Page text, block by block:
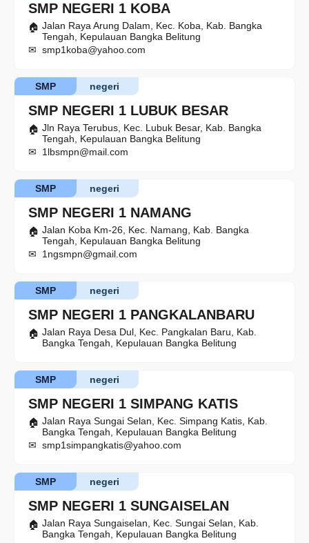
SMP NEGERI 1 KOBA
Jalan Raya Arung Dalam, Kec. Koba, Kab. Bangka
Tengah, Kepulauan Bangka Belitung
smp1koba@yahoo.com
SMP NEGERI 1 LUBUK BESAR
negeri
SMP
Jln Raya Terubus, Kec. Lubuk Besar, Kab. Bangka
Tengah, Kepulauan Bangka Belitung
1lbsmpn@mail.com
SMP NEGERI 1 NAMANG
negeri
SMP
Jalan Koba Km-26, Kec. Namang, Kab. Bangka
Tengah, Kepulauan Bangka Belitung
1ngsmpn@gmail.com
SMP NEGERI 1 PANGKALANBARU
negeri
SMP
Jalan Raya Desa Dul, Kec. Pangkalan Baru, Kab.
Bangka Tengah, Kepulauan Bangka Belitung
SMP NEGERI 1 SIMPANG KATIS
negeri
SMP
Jalan Raya Sungai Selan, Kec. Simpang Katis, Kab.
Bangka Tengah, Kepulauan Bangka Belitung
smp1simpangkatis@yahoo.com
SMP NEGERI 1 SUNGAISELAN
negeri
SMP
Jalan Raya Sungaiselan, Kec. Sungai Selan, Kab.
Bangka Tengah, Kepulauan Bangka Belitung